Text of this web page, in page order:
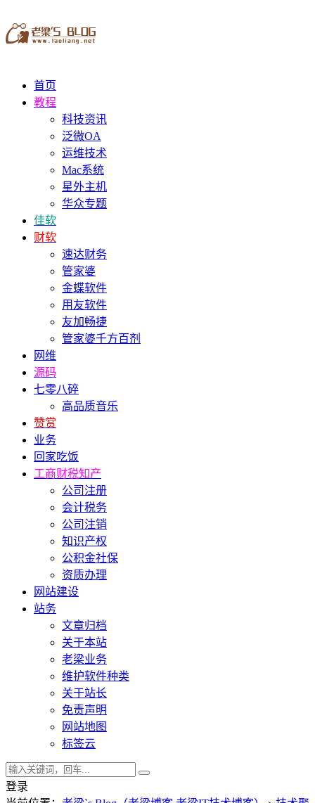
首页
教程
科技资讯
泛微OA
运维技术
Mac系统
星外主机
华众专题
佳软
财软
速达财务
管家婆
金蝶软件
用友软件
友加畅捷
管家婆千方百剂
网维
源码
七零八碎
高品质音乐
赞赏
业务
回家吃饭
工商财税知产
公司注册
会计税务
公司注销
知识产权
公积金社保
资质办理
网站建设
站务
文章归档
关于本站
老梁业务
维护软件种类
关于站长
免责声明
网站地图
标签云
登录